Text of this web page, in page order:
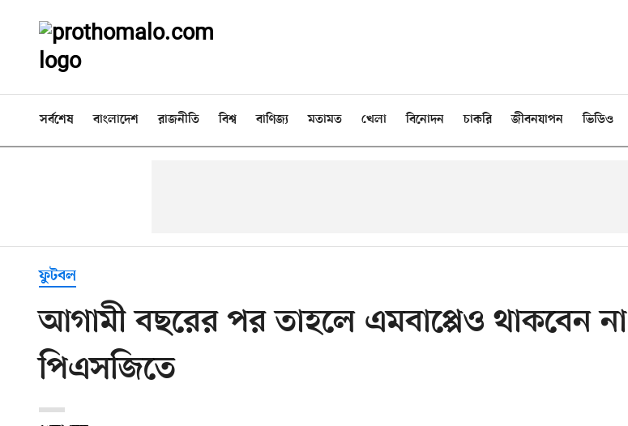
সর্বশেষ বাংলাদেশ রাজনীতি বিশ্ব বাণিজ্য মতামত খেলা বিনোদন চাকরি জীবনযাপন ভিডিও
ফুটবল
আগামী বছরের পর তাহলে এমবাপ্পেও থাকবেন না
পিএসজিতে